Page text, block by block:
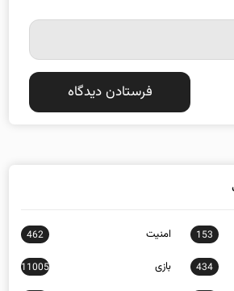
434 بازی 11005
99 برنامه نويسی 34